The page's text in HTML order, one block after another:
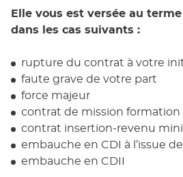
Elle vous est versée au
dans les cas suivants :
rupture du contrat à votre
faute grave de votre part
force majeur
contrat de mission formation
contrat insertion-revenu
embauche en CDI à l’issue
embauche en CDII